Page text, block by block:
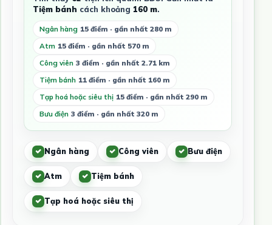
Tiệm bánh cách khoảng 160 m.
Ngân hàng 15 điểm · gần nhất 280 m
Atm 15 điểm · gần nhất 570 m
Công viên 3 điểm · gần nhất 2.71 km
Tiệm bánh 11 điểm · gần nhất 160 m
Tạp hoá hoặc siêu thị 15 điểm · gần nhất 290 m
Bưu điện 3 điểm · gần nhất 320 m
Ngân hàng Công viên Bưu điện
Atm Tiệm bánh
Tạp hoá hoặc siêu thị